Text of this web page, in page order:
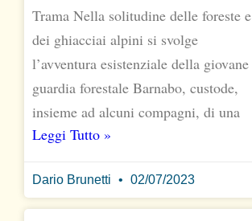
Trama Nella solitudine delle foreste e
dei ghiacciai alpini si svolge
l’avventura esistenziale della giovane
guardia forestale Barnabo, custode,
insieme ad alcuni compagni, di una
Leggi Tutto »
Dario Brunetti 02/07/2023